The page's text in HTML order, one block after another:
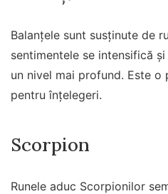
Balanțele sunt susținute de
sentimentele se intensifică
un nivel mai profund. Este o
pentru înțelegeri.
Scorpion
Runele aduc Scorpionilor